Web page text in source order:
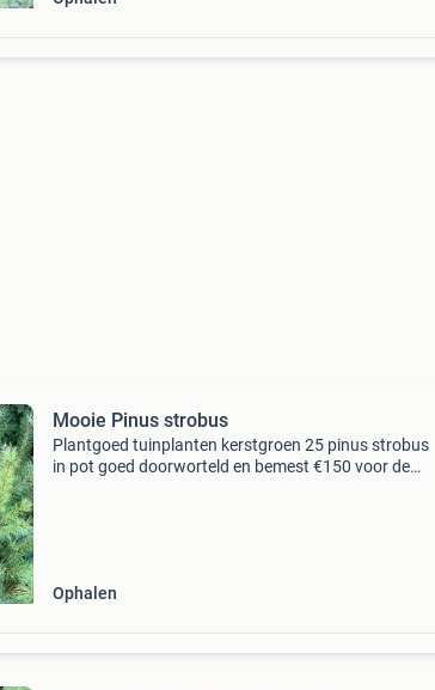
Mooie Pinus strobus
Plantgoed tuinplanten kerstgroen 25 pinus strobus
in pot goed doorworteld en bemest €150 voor de
Ophalen